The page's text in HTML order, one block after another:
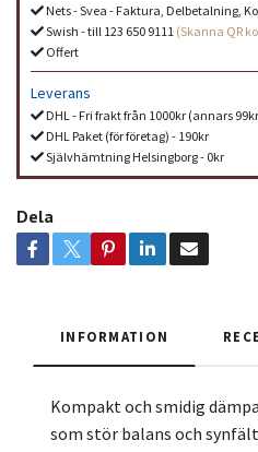
Nets - Svea - Faktura, Delbetalning,
Swish - till 123 650 9111 (Skanna QR
Offert
Leverans
DHL - Fri frakt från 1000kr (annars
DHL Paket (för företag) - 190kr
Självhämtning Helsingborg - 0kr
Dela
INFORMATION
Kompakt och smidig
som stör balans och